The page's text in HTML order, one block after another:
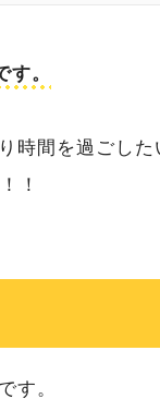
。
時間を過ごした
！
す。